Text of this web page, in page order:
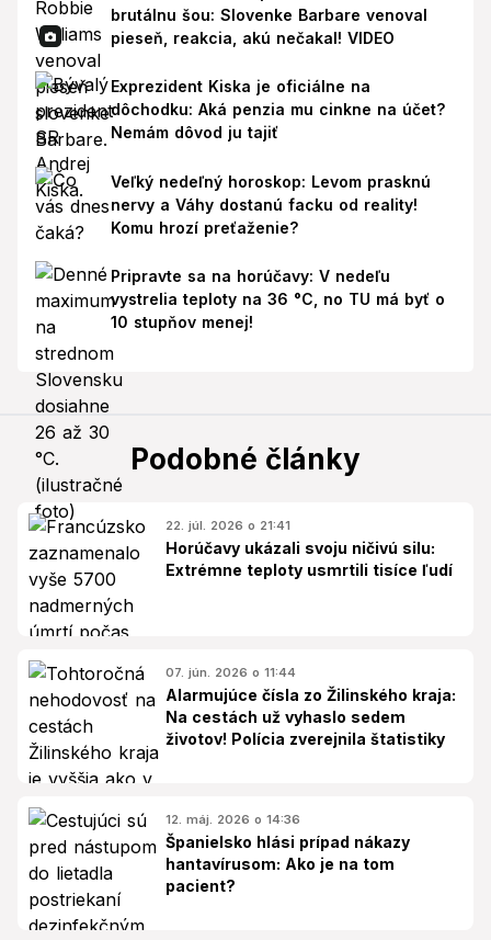
brutálnu šou: Slovenke Barbare venoval
pieseň, reakcia, akú nečakal! VIDEO
Exprezident Kiska je oficiálne na
dôchodku: Aká penzia mu cinkne na účet?
Nemám dôvod ju tajiť
Veľký nedeľný horoskop: Levom prasknú
nervy a Váhy dostanú facku od reality!
Komu hrozí preťaženie?
Pripravte sa na horúčavy: V nedeľu
vystrelia teploty na 36 °C, no TU má byť o
10 stupňov menej!
Podobné články
22. júl. 2026 o 21:41
Horúčavy ukázali svoju ničivú silu:
Extrémne teploty usmrtili tisíce ľudí
07. jún. 2026 o 11:44
Alarmujúce čísla zo Žilinského kraja:
Na cestách už vyhaslo sedem
životov! Polícia zverejnila štatistiky
12. máj. 2026 o 14:36
Španielsko hlási prípad nákazy
hantavírusom: Ako je na tom
pacient?